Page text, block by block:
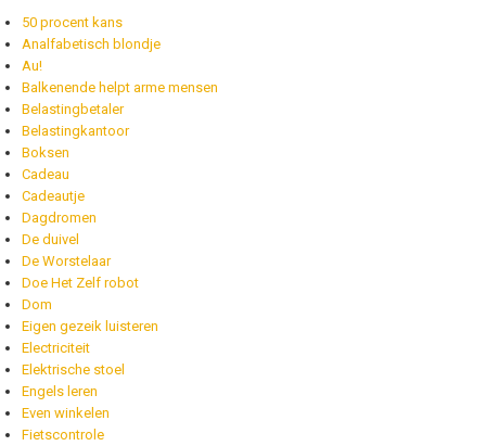
50 procent kans
Analfabetisch blondje
Au!
Balkenende helpt arme mensen
Belastingbetaler
Belastingkantoor
Boksen
Cadeau
Cadeautje
Dagdromen
De duivel
De Worstelaar
Doe Het Zelf robot
Dom
Eigen gezeik luisteren
Electriciteit
Elektrische stoel
Engels leren
Even winkelen
Fietscontrole